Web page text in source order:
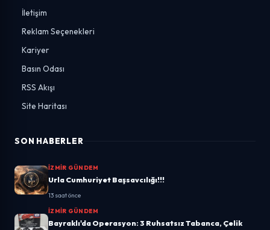
İletişim
Reklam Seçenekleri
Kariyer
Basın Odası
RSS Akışı
Site Haritası
SON HABERLER
İZMIR GÜNDEM
Urla Cumhuriyet Başsavcılığı!!!
13 saat önce
İZMIR GÜNDEM
Bayraklı'da Operasyon: 3 Ruhsatsız Tabanca, Çelik